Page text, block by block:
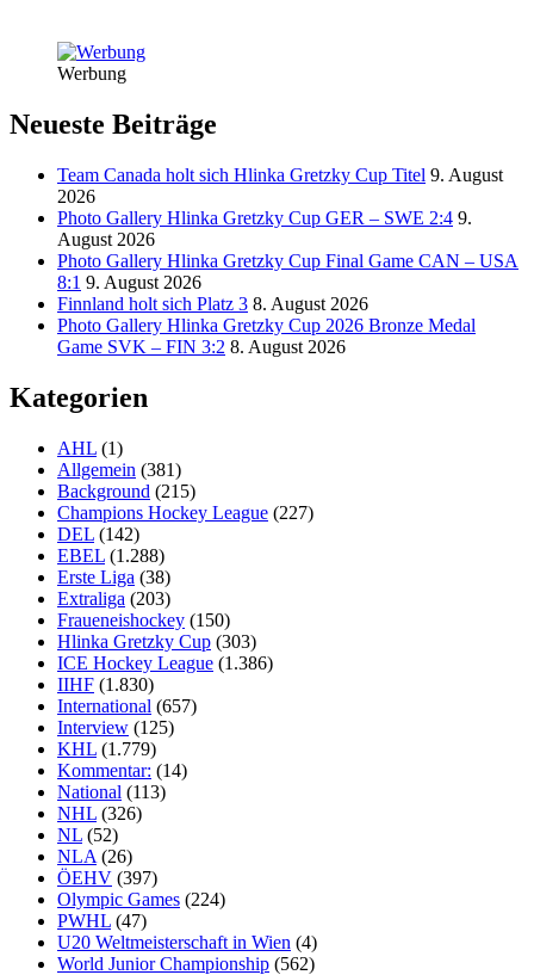
Werbung
Neueste Beiträge
Team Canada holt sich Hlinka Gretzky Cup Titel 9. August
2026
Photo Gallery Hlinka Gretzky Cup GER – SWE 2:4 9.
August 2026
Photo Gallery Hlinka Gretzky Cup Final Game CAN – USA
8:1 9. August 2026
Finnland holt sich Platz 3 8. August 2026
Photo Gallery Hlinka Gretzky Cup 2026 Bronze Medal
Game SVK – FIN 3:2 8. August 2026
Kategorien
AHL (1)
Allgemein (381)
Background (215)
Champions Hockey League (227)
DEL (142)
EBEL (1.288)
Erste Liga (38)
Extraliga (203)
Fraueneishockey (150)
Hlinka Gretzky Cup (303)
ICE Hockey League (1.386)
IIHF (1.830)
International (657)
Interview (125)
KHL (1.779)
Kommentar: (14)
National (113)
NHL (326)
NL (52)
NLA (26)
ÖEHV (397)
Olympic Games (224)
PWHL (47)
U20 Weltmeisterschaft in Wien (4)
World Junior Championship (562)